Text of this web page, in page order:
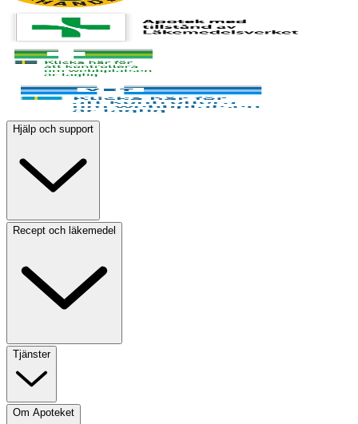
Hjälp och support
Recept och läkemedel
Tjänster
Om Apoteket